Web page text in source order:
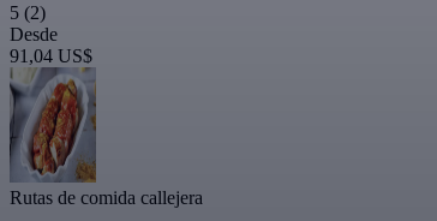
5 (2)
Desde
91,04 US$
Rutas de comida callejera